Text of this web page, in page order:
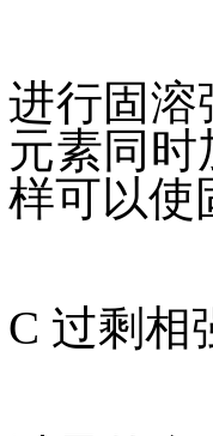
进行固溶
元素同
样可以使
C 过剩相